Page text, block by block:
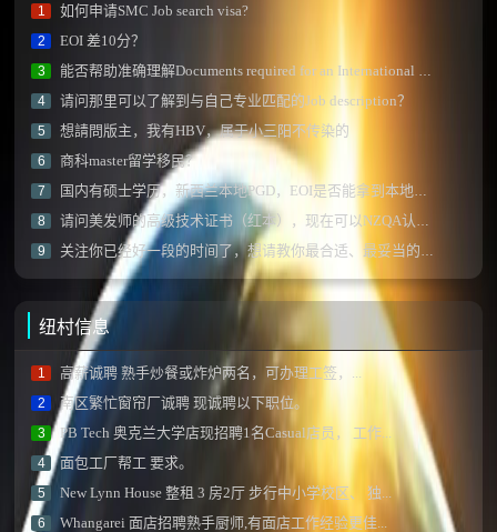
1 如何申请SMC Job search visa?
2 EOI 差10分？
3 能否帮助准确理解Documents required for an International Qualification Assessment (IQA) 中部分内容？
4 请问那里可以了解到与自己专业匹配的Job description？
5 想請問版主，我有HBV，属于小三阳不传染的
6 商科master留学移民？
7 国内有硕士学历，新西兰本地PGD，EOI是否能拿到本地学历额外加分？
8 请问美发师的高级技术证书（红本），现在可以NZQA认证吗？
9 关注你已经好一段的时间了，想请教你最合适、最妥当的移民方式！！
纽村信息
1 高薪诚聘 熟手炒餐或炸炉两名，可办理工签，...
2 南区繁忙窗帘厂诚聘 现诚聘以下职位。
3 PB Tech 奥克兰大学店现招聘1名Casual店员， 工作...
4 面包工厂帮工 要求。
5 New Lynn House 整租 3 房2厅 步行中小学校区、 独...
6 Whangarei 面店招聘熟手厨师,有面店工作经验更佳...